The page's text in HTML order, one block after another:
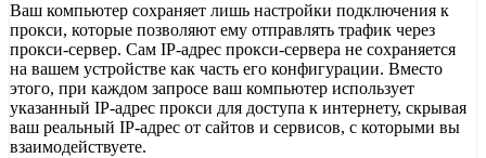
Ваш компьютер сохраняет лишь настройки подключения к
прокси, которые позволяют ему отправлять трафик через
прокси-сервер. Сам IP-адрес прокси-сервера не сохраняется
на вашем устройстве как часть его конфигурации. Вместо
этого, при каждом запросе ваш компьютер использует
указанный IP-адрес прокси для доступа к интернету, скрывая
ваш реальный IP-адрес от сайтов и сервисов, с которыми вы
взаимодействуете.